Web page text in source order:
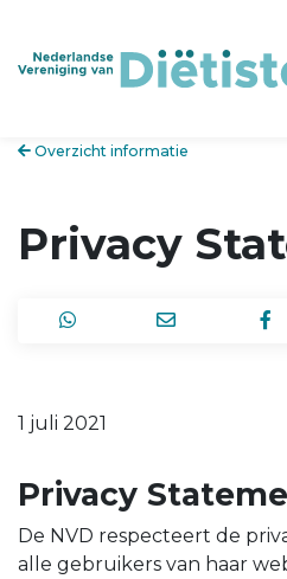
Overzicht informatie
Privacy
1 juli 2021
Privacy
De NVD respecteert de
alle gebruikers van haar